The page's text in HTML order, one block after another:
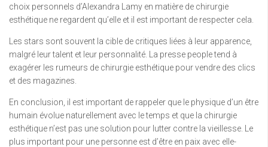
choix personnels d’Alexandra Lamy en matière de chirurgie
esthétique ne regardent qu’elle et il est important de respecter cela.
Les stars sont souvent la cible de critiques liées à leur apparence,
malgré leur talent et leur personnalité. La presse people tend à
exagérer les rumeurs de chirurgie esthétique pour vendre des clics
et des magazines.
En conclusion, il est important de rappeler que le physique d’un être
humain évolue naturellement avec le temps et que la chirurgie
esthétique n’est pas une solution pour lutter contre la vieillesse. Le
plus important pour une personne est d’être en paix avec elle-